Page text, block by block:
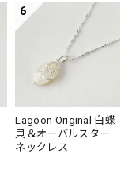
6
Lagoon Original 白蝶
貝＆オーバルスター
ネックレス